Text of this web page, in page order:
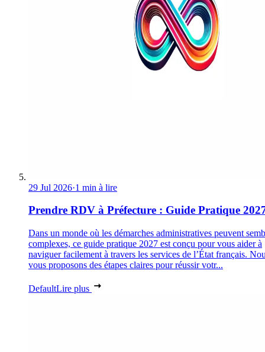
29 Jul 2026·1 min à lire
Prendre RDV à Préfecture : Guide Pratique
Dans un monde où les démarches administratives peuvent
complexes, ce guide pratique 2027 est conçu pour vous aider à
naviguer facilement à travers les services de l’État français.
vous proposons des étapes claires pour réussir votr...
DefaultLire plus